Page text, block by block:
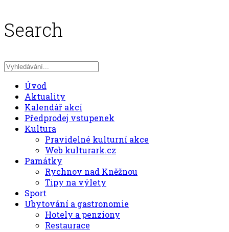
Search
Úvod
Aktuality
Kalendář akcí
Předprodej vstupenek
Kultura
Pravidelné kulturní akce
Web kulturark.cz
Památky
Rychnov nad Kněžnou
Tipy na výlety
Sport
Ubytování a gastronomie
Hotely a penziony
Restaurace